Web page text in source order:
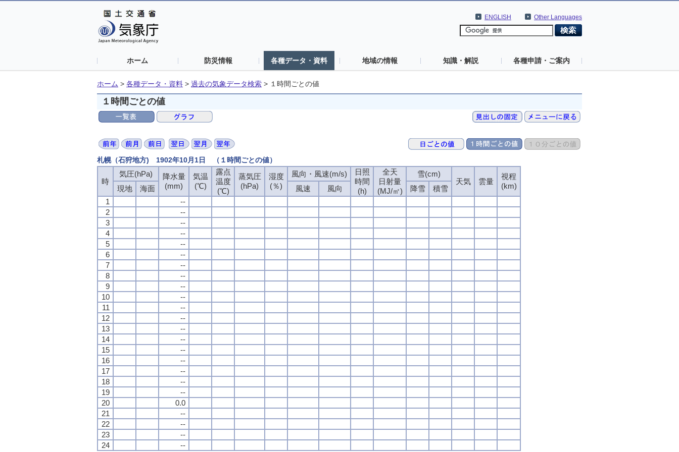
Other Languages
ENGLISH
ホーム 防災情報 各種データ・資料 地域の情報 知識・解説 各種申請・ご案内
ホーム > 各種データ・資料 > 過去の気象データ検索 > １時間ごとの値
１時間ごとの値
札幌（石狩地方) 1902年10月1日 （１時間ごとの値）
時
気圧(hPa)
降水量
(mm)
気温
(℃)
露点
温度
(℃)
蒸気圧
(hPa)
湿度
(％)
風向・風速(m/s)
日照
時間
(h)
全天
日射量
(MJ/㎡)
雪(cm)
天気
雲量
視程
(km)
現地 海面 風速 風向 降雪
積雪
1
--
2
--
3
--
4
--
5
--
6
--
7
--
8
--
9
--
10
--
11
--
12
--
13
--
14
--
15
--
16
--
17
--
18
--
19
--
20
0.0
21
--
22
--
23
--
24
--